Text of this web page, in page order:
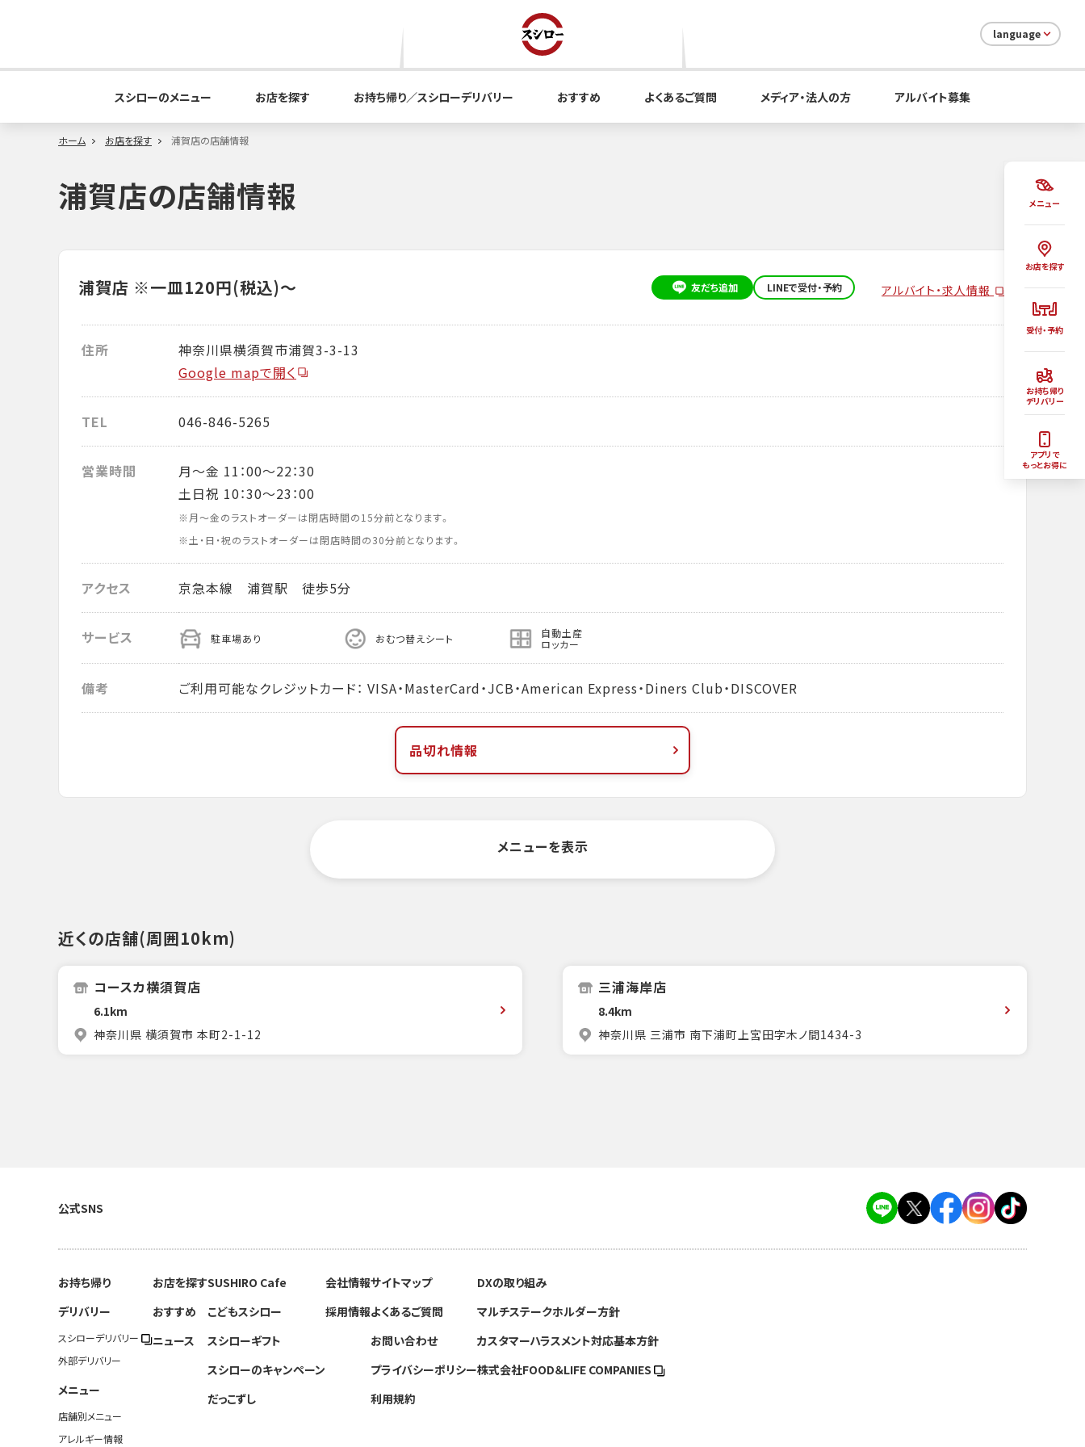
メニュー
お店を探す
受付・予約
お持ち帰り
デリバリー
アプリで
もっとお得に
language
スシローのメニュー お店を探す お持ち帰り／スシローデリバリー おすすめ よくあるご質問 メディア・法人の方 アルバイト募集
ホーム お店を探す 浦賀店の店舗情報
浦賀店の店舗情報
浦賀店 ※一皿120円(税込)～ 友だち追加 LINEで受付・予約 アルバイト・求人情報
住所
神奈川県横須賀市浦賀3-3-13
Google mapで開く
TEL 046-846-5265
営業時間
月～金 11：00～22：30
土日祝 10：30～23：00
※月～金のラストオーダーは閉店時間の15分前となります。
※土・日・祝のラストオーダーは閉店時間の30分前となります。
アクセス 京急本線 浦賀駅 徒歩5分
サービス 駐車場あり おむつ替えシート 自動土産
ロッカー
備考 ご利用可能なクレジットカード： VISA・MasterCard・JCB・American Express・Diners Club・DISCOVER
品切れ情報
メニューを表示
近くの店舗(周囲10km)
コースカ横須賀店
6.1km
神奈川県 横須賀市 本町2-1-12
三浦海岸店
8.4km
神奈川県 三浦市 南下浦町上宮田字木ノ間1434-3
公式SNS
お持ち帰り
デリバリー
スシローデリバリー
外部デリバリー
メニュー
店舗別メニュー
アレルギー情報
お店を探す
おすすめ
ニュース
SUSHIRO Cafe
こどもスシロー
スシローギフト
スシローのキャンペーン
だっこずし
会社情報
採用情報
サイトマップ
よくあるご質問
お問い合わせ
プライバシーポリシー
利用規約
DXの取り組み
マルチステークホルダー方針
カスタマーハラスメント対応基本方針
株式会社FOOD＆LIFE COMPANIES